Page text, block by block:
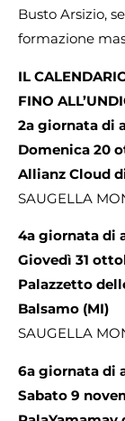
Busto Arsizio,
formazione
IL
FINO
2a giornata di
Domenica 20
Allianz Cloud
SAUGELLA
4a giornata di
Giovedì 31
Palazzetto
Balsamo (MI)
SAUGELLA
6a giornata di
Sabato 9